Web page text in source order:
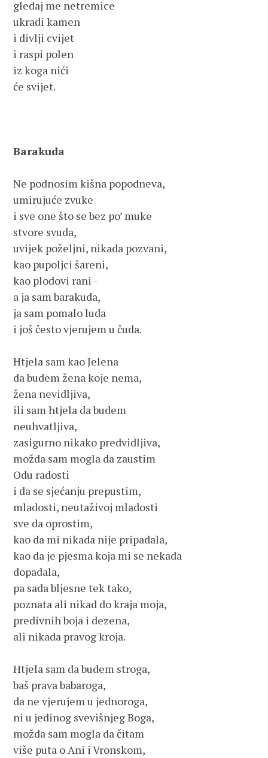
gledaj me netremice
ukradi kamen
i divlji cvijet
i raspi polen
iz koga nići
će svijet.
Barakuda
Ne podnosim kišna popodneva,
umirujuće zvuke
i sve one što se bez po’ muke
stvore svuda,
uvijek poželjni, nikada pozvani,
kao pupoljci šareni,
kao plodovi rani -
a ja sam barakuda,
ja sam pomalo luda
i još često vjerujem u čuda.
Htjela sam kao Jelena
da budem žena koje nema,
žena nevidljiva,
ili sam htjela da budem
neuhvatljiva,
zasigurno nikako predvidljiva,
možda sam mogla da zaustim
Odu radosti
i da se sjećanju prepustim,
mladosti, neutaživoj mladosti
sve da oprostim,
kao da mi nikada nije pripadala,
kao da je pjesma koja mi se nekada
dopadala,
pa sada bljesne tek tako,
poznata ali nikad do kraja moja,
predivnih boja i dezena,
ali nikada pravog kroja.
Htjela sam da budem stroga,
baš prava babaroga,
da ne vjerujem u jednoroga,
ni u jedinog svevišnjeg Boga,
možda sam mogla da čitam
više puta o Ani i Vronskom,